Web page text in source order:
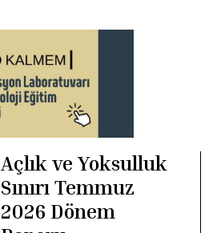
Açlık ve Yoksulluk
Sınırı Temmuz
2026 Dönem